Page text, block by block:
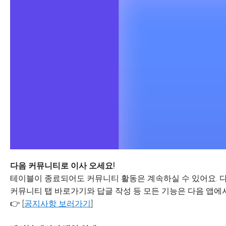
다음 커뮤니티로 이사 오세요!
테이블이 종료되어도 커뮤니티 활동은 계속하실 수 있어요.
커뮤니티 탭 바로가기와 답글 작성 등 모든 기능은 다음 앱에
👉 [공지사항 보러가기]